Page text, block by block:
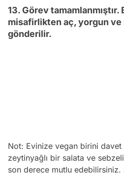
13. Görev
misafirlikten aç, yorgun
gönderilir.
Not: Evinize vegan birini
zeytinyağlı bir salata ve
son derece mutlu